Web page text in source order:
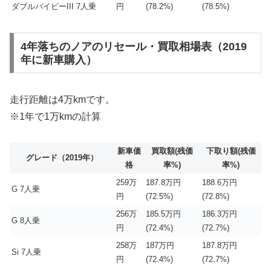
ダブルバイビーIII 7人乗
円
(78.2%)
(78.5%)
4年落ちのノアのリセール・買取相場表（2019
年に新車購入）
走行距離は4万kmです。
※1年で1万kmの計算
グレード（2019年）
新車価
格
買取額(残価
率%)
下取り額(残価
率%)
G 7人乗
259万
円
187.8万円
(72.5%)
188.6万円
(72.8%)
G 8人乗
256万
円
185.5万円
(72.4%)
186.3万円
(72.7%)
Si 7人乗
258万
円
187万円
(72.4%)
187.8万円
(72.7%)